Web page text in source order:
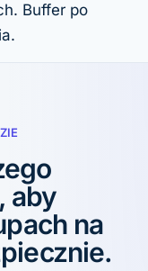
Buffer po
aby
na